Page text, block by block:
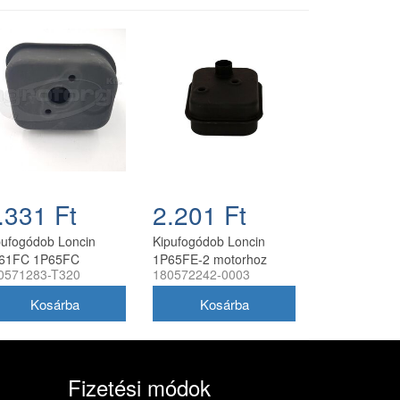
Ft
Loncin
1P65FC
motorokhoz
T320
2.201 Ft
Kipufogódob Loncin
1P65FE-2 motorhoz
180572242-0003
Fizetési módok